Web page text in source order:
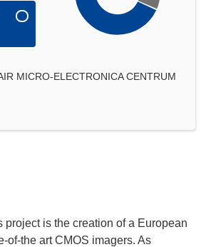
MICRO-ELECTRONICA CENTRUM
project is the creation of a European
of-the art CMOS imagers. As